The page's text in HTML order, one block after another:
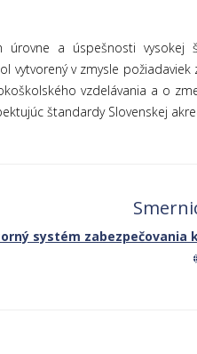
úrovne a úspešnosti
vytvorený v zmysle
vzdelávania a o
štandardy Slovenskej
systém zabezpečovania